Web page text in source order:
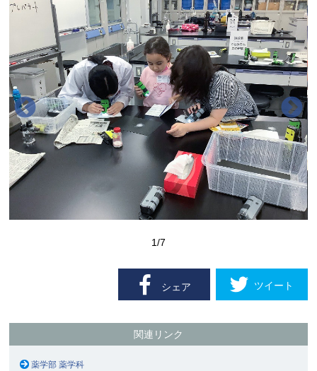
1/7
シェア ツイート
関連リンク
薬学部 薬学科